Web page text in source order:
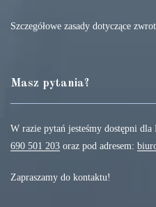
Szczegółowe zasady dotyczące
Masz pytania?
W razie pytań jesteśmy dostępni
690 501 203 oraz pod adresem:
Zapraszamy do kontaktu!